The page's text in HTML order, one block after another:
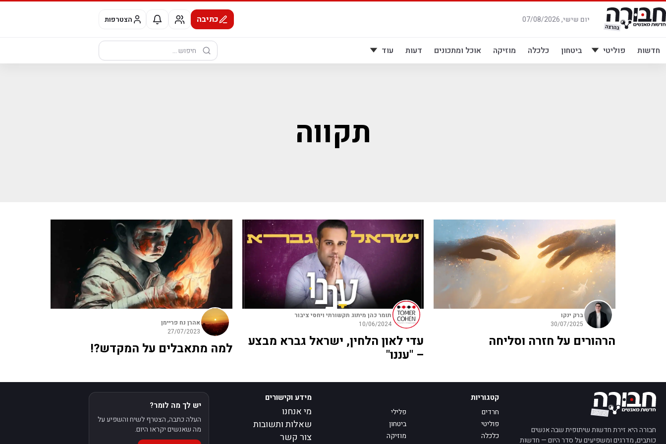
דלג
לתוכן
יום שישי, 07/08/2026 כתיבה הצטרפות
חדשות פוליטי ביטחון כלכלה מוזיקה אוכל ומתכונים דעות עוד
חיפוש:
תקווה
ברק ינקו
30/07/2025
הרהורים על חזרה וסליחה
תומר כהן מיתוג תקשורתי ויחסי ציבור
10/06/2024
עדי לאון הלחין, ישראל גברא מבצע
– "עננו"
אהרן נח פריימן
27/07/2023
למה מתאבלים על המקדש?!
חבורה היא זירת חדשות שיתופית שבה אנשים
כותבים, מדרגים ומשפיעים על סדר היום — חדשות
קטגוריות
חרדים
פלילי
פוליטי
ביטחון
כלכלה
מוזיקה
מידע וקישורים
מי אנחנו
שאלות ותשובות
צור קשר
יש לך מה לומר?
העלה כתבה, הצטרף לשיח והשפיע על
מה שאנשים יקראו היום.